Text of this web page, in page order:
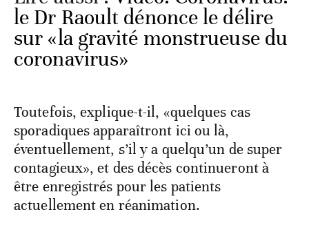
le Dr Raoult dénonce le délire
sur «la gravité monstrueuse du
coronavirus»
Toutefois, explique-t-il, «quelques cas
sporadiques apparaîtront ici ou là,
éventuellement, s’il y a quelqu’un de super
contagieux», et des décès continueront à
être enregistrés pour les patients
actuellement en réanimation.